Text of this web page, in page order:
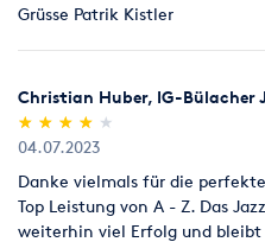
Grüsse Patrik Kistler
Christian Huber, IG-Bülacher
(*)
★
★
(*) ★
★
(*) ★
★
(*) ★
★
( ) ★
★
04.07.2023
Danke vielmals für die
Top Leistung von A - Z. Das
weiterhin viel Erfolg und bleibt